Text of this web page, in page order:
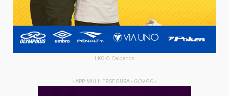
LKCIO Calçados
- APP MULHER SEGURA - GOVGO -